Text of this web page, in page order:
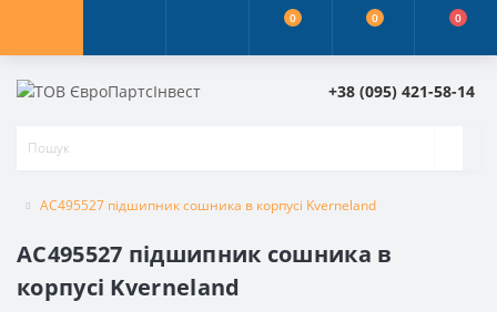
0 0 0
+38 (095) 421-58-14
AC495527 підшипник сошника в корпусі Kverneland
AC495527 підшипник сошника в
корпусі Kverneland